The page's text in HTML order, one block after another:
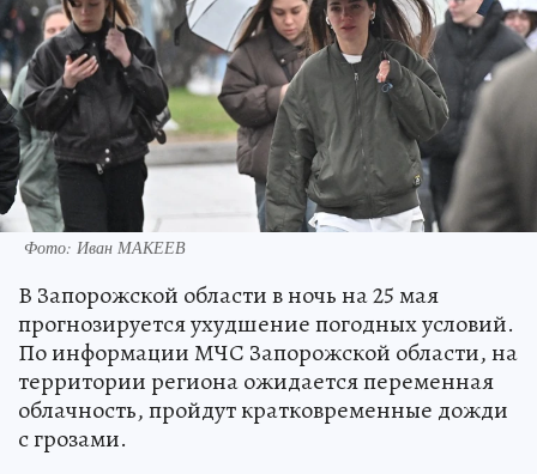
Фото: Иван МАКЕЕВ
В Запорожской области в ночь на 25 мая
прогнозируется ухудшение погодных условий.
По информации МЧС Запорожской области, на
территории региона ожидается переменная
облачность, пройдут кратковременные дожди
с грозами.